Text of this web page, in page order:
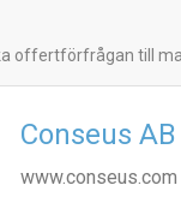
offertförfrågan till
Conseus AB
www.conseus.com